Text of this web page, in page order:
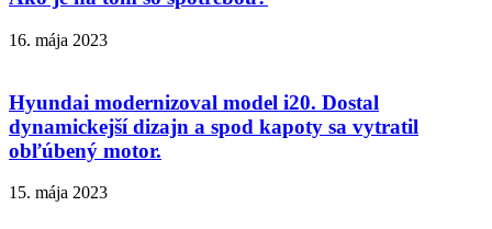
16. mája 2023
Hyundai modernizoval model i20. Dostal
dynamickejší dizajn a spod kapoty sa vytratil
obľúbený motor.
15. mája 2023